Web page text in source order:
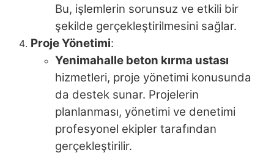
Bu, işlemlerin sorunsuz ve etkili bir
şekilde gerçekleştirilmesini sağlar.
Proje Yönetimi:
Yenimahalle beton kırma ustası
hizmetleri, proje yönetimi konusunda
da destek sunar. Projelerin
planlanması, yönetimi ve denetimi
profesyonel ekipler tarafından
gerçekleştirilir.